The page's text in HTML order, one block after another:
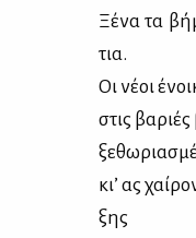
Ξέ­να τα
τια.
Οι νέ­οι
στις
κι’ ας
ξης